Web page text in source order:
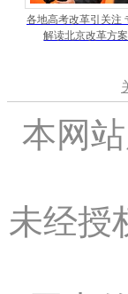
各地高考改革引关注
解读北京改革方案
本网
未经授